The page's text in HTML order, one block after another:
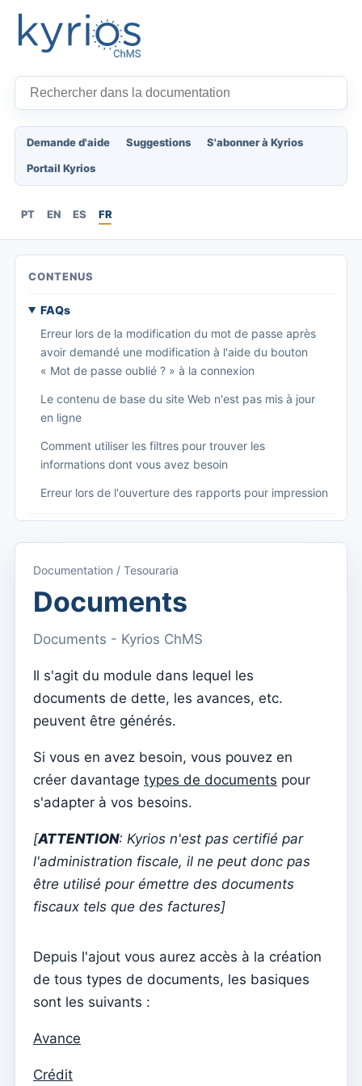
Demande d'aide Suggestions
S'abonner à Kyrios
Portail Kyrios
PT EN ES FR
CONTENUS
FAQs
Erreur lors de la modification du mot de passe après
avoir demandé une modification à l'aide du bouton
« Mot de passe oublié ? » à la connexion
Le contenu de base du site Web n'est pas mis à jour
en ligne
Comment utiliser les filtres pour trouver les
informations dont vous avez besoin
Erreur lors de l'ouverture des rapports pour impression
Menu principal (applications)
Basculer entre les abonnements
Dashboard
Tableau de bord
Paramètres d'abonnement
Curé de la paroisse
Mode sombre
Modifier la paroisse
Configurer un compte SMTP pour envoyer des emails
sur Kyrios
Formulaires d'inscription à la catéchèse
Documentation / Tesouraria
Documents
Documents - Kyrios ChMS
Il s'agit du module dans lequel les
documents de dette, les avances, etc.
peuvent être générés.
Si vous en avez besoin, vous pouvez en
créer davantage types de documents pour
s'adapter à vos besoins.
[ATTENTION: Kyrios n'est pas certifié par
l'administration fiscale, il ne peut donc pas
être utilisé pour émettre des documents
fiscaux tels que des factures]
Depuis l'ajout vous aurez accès à la création
de tous types de documents, les basiques
sont les suivants :
Avance
Crédit